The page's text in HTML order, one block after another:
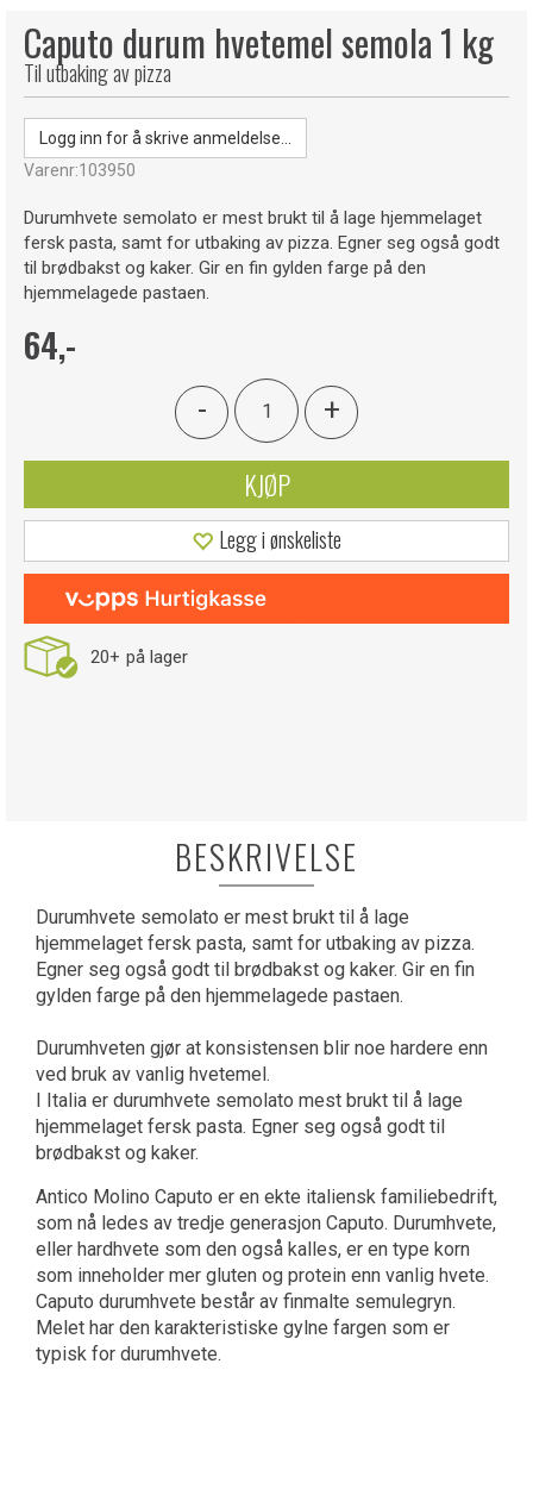
Caputo durum hvetemel semola 1 kg
Til utbaking av pizza
Logg inn for å skrive anmeldelse...
Varenr:103950
Durumhvete semolato er mest brukt til å lage hjemmelaget
fersk pasta, samt for utbaking av pizza. Egner seg også godt
til brødbakst og kaker. Gir en fin gylden farge på den
hjemmelagede pastaen.
64,-
- +
KJØP
Legg i ønskeliste
20+ på lager
BESKRIVELSE
Durumhvete semolato er mest brukt til å lage
hjemmelaget fersk pasta, samt for utbaking av pizza.
Egner seg også godt til brødbakst og kaker. Gir en fin
gylden farge på den hjemmelagede pastaen.
Durumhveten gjør at konsistensen blir noe hardere enn
ved bruk av vanlig hvetemel.
I Italia er durumhvete semolato mest brukt til å lage
hjemmelaget fersk pasta. Egner seg også godt til
brødbakst og kaker.
Antico Molino Caputo er en ekte italiensk familiebedrift,
som nå ledes av tredje generasjon Caputo. Durumhvete,
eller hardhvete som den også kalles, er en type korn
som inneholder mer gluten og protein enn vanlig hvete.
Caputo durumhvete består av finmalte semulegryn.
Melet har den karakteristiske gylne fargen som er
typisk for durumhvete.